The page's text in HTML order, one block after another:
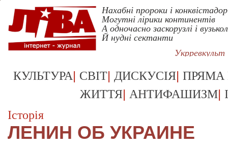
Нахабні пророки і
Могутні лірики континентів
А одночасно заскорузлі і
Й нудні сектанти
КУЛЬТУРА| СВІТ| ДИСКУСІЯ| ПРЯМА
ЖИТТЯ| АНТИФАШИЗМ|
Історія
ЛЕНИН ОБ УКРАИНЕ